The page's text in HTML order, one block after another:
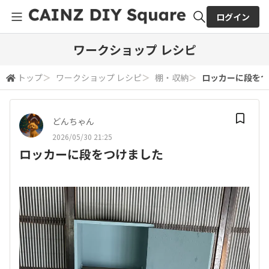
検索
ログイン
ワークショップ レシピ
トップ＞ ワークショップ レシピ＞ 棚・収納＞ ロッカーに段を
どんちゃん
2026/05/30 21:25
ロッカーに段をつけました